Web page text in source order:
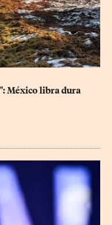
México libra dura